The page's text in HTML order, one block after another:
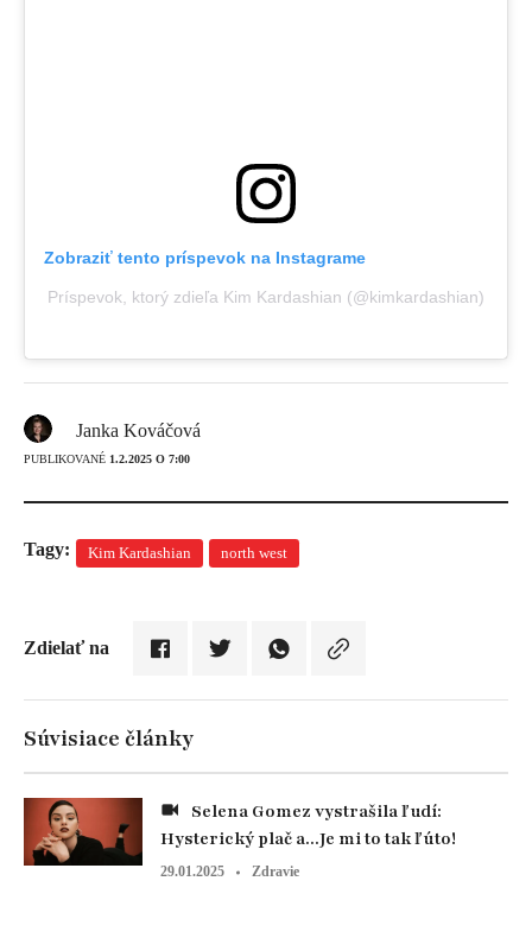
Zobraziť tento príspevok na Instagrame
Príspevok, ktorý zdieľa Kim Kardashian (@kimkardashian)
Janka Kováčová
PUBLIKOVANÉ 1.2.2025 O 7:00
Tagy: Kim Kardashian north west
Zdielať na
Súvisiace články
Hysterický plač a...Je mi to tak ľúto!
29.01.2025 Zdravie